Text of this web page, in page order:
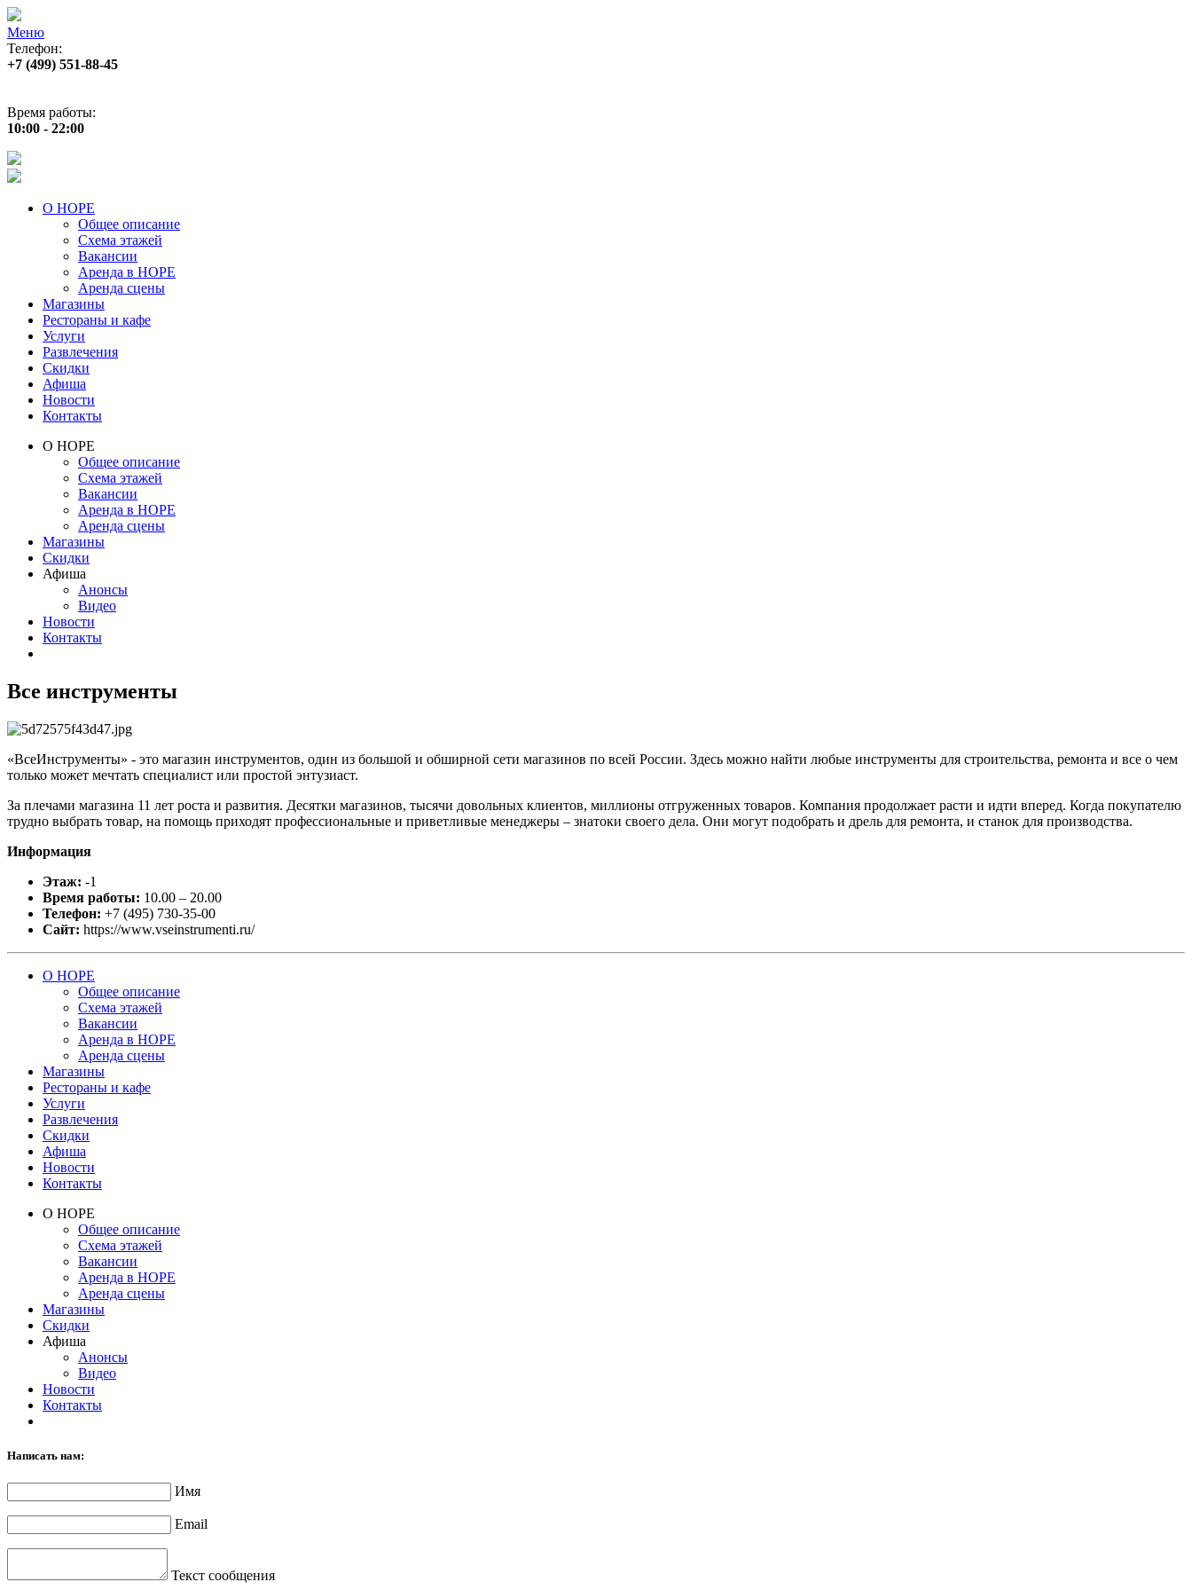
Меню
Телефон:
+7 (499) 551‑88‑45
Время работы:
10:00 - 22:00
О НОРЕ
Общее описание
Схема этажей
Вакансии
Аренда в НОРЕ
Аренда сцены
Магазины
Рестораны и кафе
Услуги
Развлечения
Скидки
Афиша
Новости
Контакты
О НОРЕ
Общее описание
Схема этажей
Вакансии
Аренда в НОРЕ
Аренда сцены
Магазины
Скидки
Афиша
Анонсы
Видео
Новости
Контакты
Все инструменты
«ВсеИнструменты» - это магазин инструментов, один из большой и обширной сети магазинов по всей России. Здесь можно найти любые инструменты для строительства, ремонта и все о чем
только может мечтать специалист или простой энтузиаст.
За плечами магазина 11 лет роста и развития. Десятки магазинов, тысячи довольных клиентов, миллионы отгруженных товаров. Компания продолжает расти и идти вперед. Когда покупателю
трудно выбрать товар, на помощь приходят профессиональные и приветливые менеджеры – знатоки своего дела. Они могут подобрать и дрель для ремонта, и станок для производства.
Информация
Этаж: -1
Время работы: 10.00 – 20.00
Телефон: +7 (495) 730-35-00
Сайт: https://www.vseinstrumenti.ru/
О НОРЕ
Общее описание
Схема этажей
Вакансии
Аренда в НОРЕ
Аренда сцены
Магазины
Рестораны и кафе
Услуги
Развлечения
Скидки
Афиша
Новости
Контакты
О НОРЕ
Общее описание
Схема этажей
Вакансии
Аренда в НОРЕ
Аренда сцены
Магазины
Скидки
Афиша
Анонсы
Видео
Новости
Контакты
Написать нам:
Имя
Email
Текст сообщения